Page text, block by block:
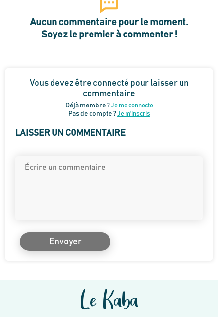
Aucun commentaire pour le moment.
Soyez le premier à commenter !
Vous devez être connecté pour laisser un
commentaire
Déjà membre ?Je me connecte
Pas de compte ?Je m’inscris
LAISSER UN COMMENTAIRE
Envoyer
Le Kaba